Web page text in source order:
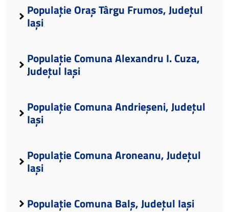
Populație Oraș Târgu Frumos, Județul
Iași
Populație Comuna Alexandru I. Cuza,
Județul Iași
Populație Comuna Andrieșeni, Județul
Iași
Populație Comuna Aroneanu, Județul
Iași
Populație Comuna Balș, Județul Iași